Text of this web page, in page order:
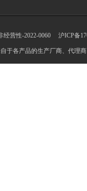
经营性-2022-0060 沪ICP备
于各产品的生产厂商、代理